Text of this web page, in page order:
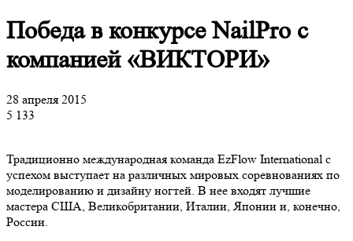
Победа в конкурсе NailPro с
компанией «ВИКТОРИ»
28 апреля 2015
5 133
Традиционно международная команда EzFlow International с
успехом выступает на различных мировых соревнованиях по
моделированию и дизайну ногтей. В нее входят лучшие
мастера США, Великобритании, Италии, Японии и, конечно,
России.